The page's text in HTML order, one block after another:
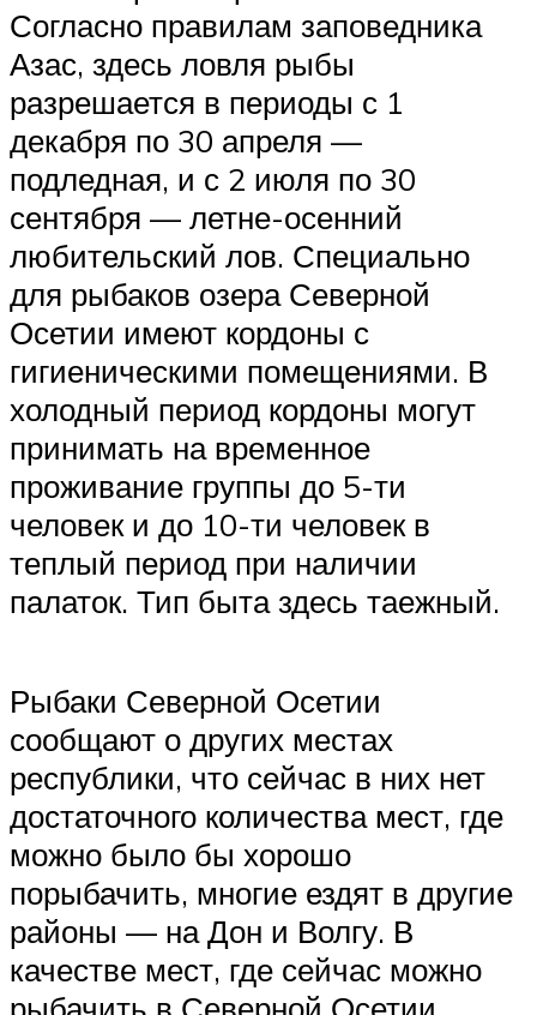
Согласно правилам заповедника
Азас, здесь ловля рыбы
разрешается в периоды с 1
декабря по 30 апреля —
подледная, и с 2 июля по 30
сентября — летне-осенний
любительский лов. Специально
для рыбаков озера Северной
Осетии имеют кордоны с
гигиеническими помещениями. В
холодный период кордоны могут
принимать на временное
проживание группы до 5-ти
человек и до 10-ти человек в
теплый период при наличии
палаток. Тип быта здесь таежный.
Рыбаки Северной Осетии
сообщают о других местах
республики, что сейчас в них нет
достаточного количества мест, где
можно было бы хорошо
порыбачить, многие ездят в другие
районы — на Дон и Волгу. В
качестве мест, где сейчас можно